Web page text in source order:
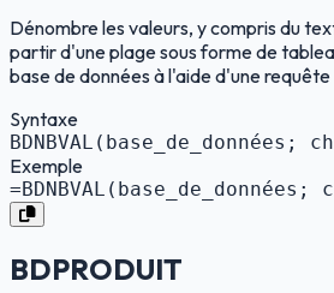
Dénombre les valeurs, y compris du
partir d'une plage sous forme de
base de données à l'aide d'une requête
Syntaxe
BDNBVAL(base_de_données;
Exemple
BDPRODUIT